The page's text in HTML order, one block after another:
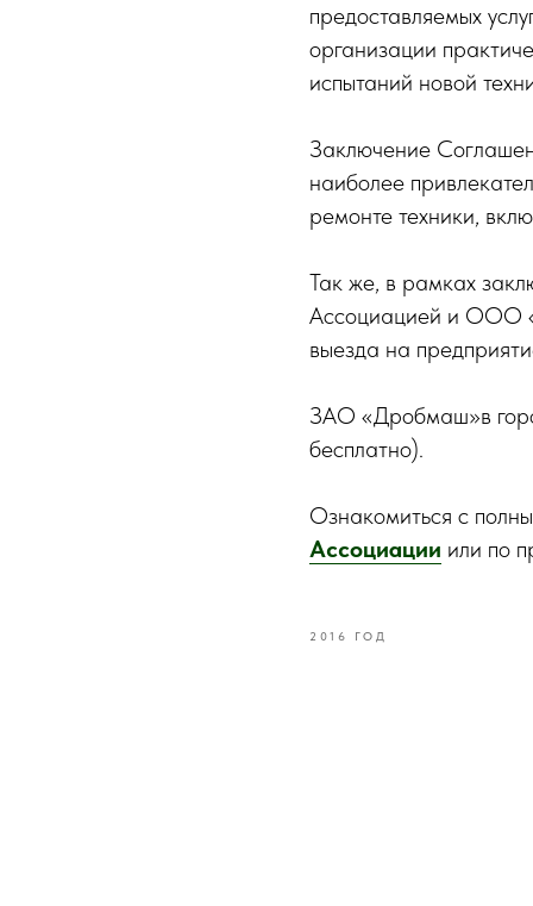
предоставляемых
организации
испытаний новой
Заключение
наиболее
ремонте техники,
Так же, в рамках
Ассоциацией и ООО
выезда на
ЗАО «Дробмаш»в
бесплатно).
Ознакомиться с
Ассоциации или по
2016 ГОД